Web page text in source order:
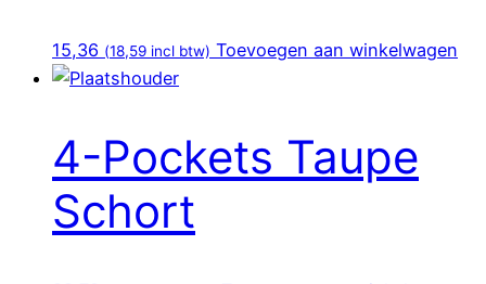
15,36 (18,59 incl btw) Toevoegen aan winkelwagen
4-Pockets Taupe
Schort